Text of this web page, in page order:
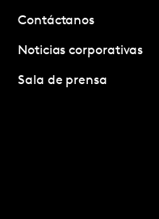
Contáctanos
Noticias corporativas
Sala de prensa